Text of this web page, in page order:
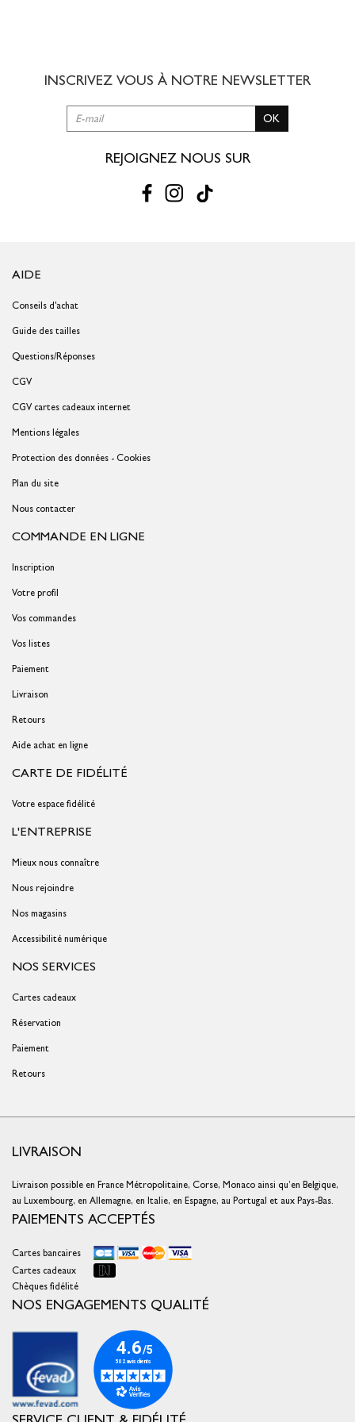
RETOUR SIMPLE SOUS 30 JOURS :
Vous avez changé d'avis ?
Retournez vos achats gratuitement en
livraison/retour disponible dans votre compte client (rubrique "Mes
Gagnez du temps en échangeant votre produit
INSCRIVEZ VOUS À NOTRE NEWSLETTER
OK
REJOIGNEZ NOUS SUR
AIDE
Conseils d'achat
Guide des tailles
Questions/Réponses
CGV
CGV cartes cadeaux internet
Mentions légales
Protection des données - Cookies
Plan du site
Nous contacter
COMMANDE EN LIGNE
Inscription
Votre profil
Vos commandes
Vos listes
Paiement
Livraison
Retours
Aide achat en ligne
CARTE DE FIDÉLITÉ
Votre espace fidélité
L'ENTREPRISE
Mieux nous connaître
Nous rejoindre
Nos magasins
Accessibilité numérique
NOS SERVICES
Cartes cadeaux
Réservation
Paiement
Retours
LIVRAISON
Livraison possible en France Métropolitaine, Corse, Monaco ainsi qu’en Belgique,
au Luxembourg, en Allemagne, en Italie, en Espagne, au Portugal et aux Pays-Bas.
PAIEMENTS ACCEPTÉS
Cartes bancaires
Cartes cadeaux
Chèques fidélité
NOS ENGAGEMENTS QUALITÉ